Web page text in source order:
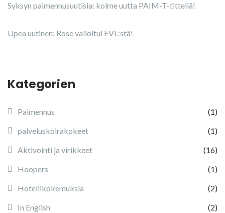
Syksyn paimennusuutisia: kolme uutta PAIM-T-titteliä!
Upea uutinen: Rose valioitui EVL:stä!
Kategorien
Paimennus
(1)
palveluskoirakokeet
(1)
Aktivointi ja virikkeet
(16)
Hoopers
(1)
Hotellikokemuksia
(2)
In English
(2)